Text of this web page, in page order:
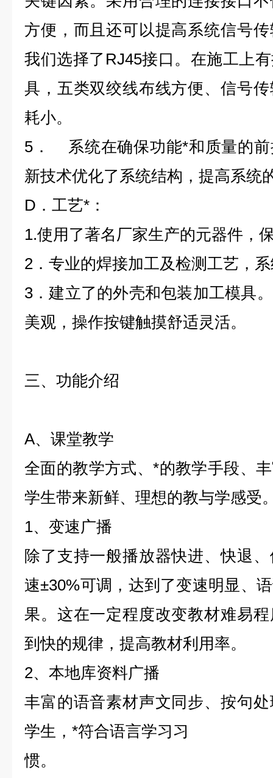
方便，而且还可以提高系统信号
我们选择了RJ45接口。在施工上
具，五类双绞线布线方便、信号
耗小。
5． 系统在确保功能*和质量的前
新技术优化了系统结构，提高系统
D．工艺*：
1.使用了著名厂家生产的元器件，
2．专业的焊接加工及检测工艺，
3．建立了的外壳和包装加工模具
美观，操作按键触摸舒适灵活。
三、功能介绍
A、课堂教学
全面的教学方式、*的教学手段、
学生带来新鲜、理想的教与学感受
1、变速广播
除了支持一般播放器快进、快退
速±30%可调，达到了变速明显、
果。这在一定程度改变教材难易
到快的规律，提高教材利用率。
2、本地库资料广播
丰富的语音素材声文同步、按句
学生，*符合语言学习习
惯。